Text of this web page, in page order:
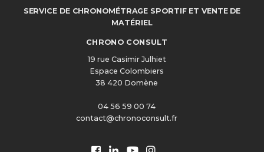
SERVICE DE CHRONOMÉTRAGE SPORTIF ET VENTE DE
MATÉRIEL
CHRONO CONSULT
19 rue Casimir Julhiet
Espace Colombiers
38 420 Domène
04 56 59 00 74
contact@chronoconsult.fr